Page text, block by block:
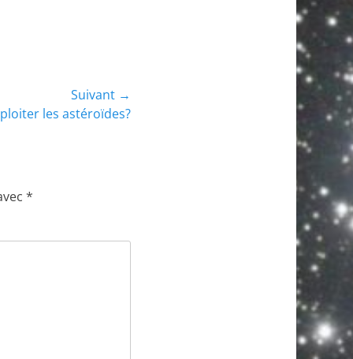
Suivant →
les astéroïdes?
*